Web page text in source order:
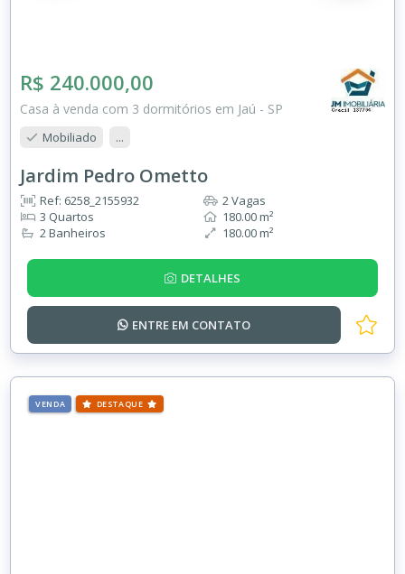
R$ 240.000,00
Casa à venda com 3 dormitórios em Jaú - SP
Mobiliado ...
Jardim Pedro Ometto
Ref: 6258_2155932
3 Quartos
2 Banheiros
2 Vagas
180.00 m²
180.00 m²
DETALHES
ENTRE EM CONTATO
VENDA DESTAQUE